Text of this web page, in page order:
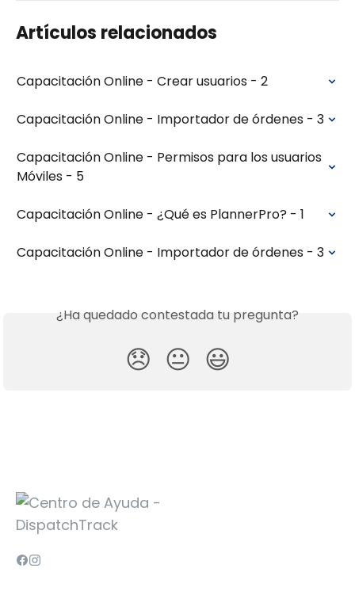
Artículos relacionados
Capacitación Online - Crear usuarios - 2
Capacitación Online - Importador de órdenes - 3
Capacitación Online - Permisos para los usuarios
Móviles - 5
Capacitación Online - ¿Qué es PlannerPro? - 1
Capacitación Online - Importador de órdenes - 3
¿Ha quedado contestada tu pregunta?
😞 😐 😃